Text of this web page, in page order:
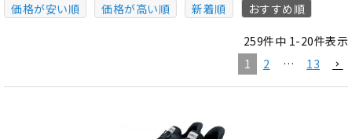
価格が安い順
価格が高い順 新着順 おすすめ順
259件中 1-20件表示
1
2 … 13